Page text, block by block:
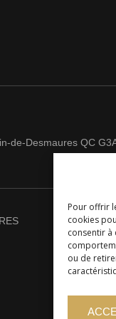
Pour offrir
cookies
consentir à
ou de
de-Desmaures QC
NOUVELLES